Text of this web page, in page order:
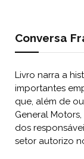
Conversa
Livro narra a
importantes
que, além de
General
dos
setor autorizo